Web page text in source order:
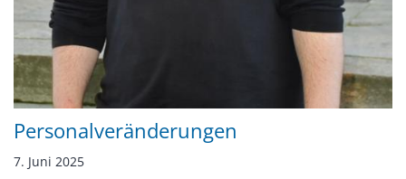
Personalveränderungen
7. Juni 2025